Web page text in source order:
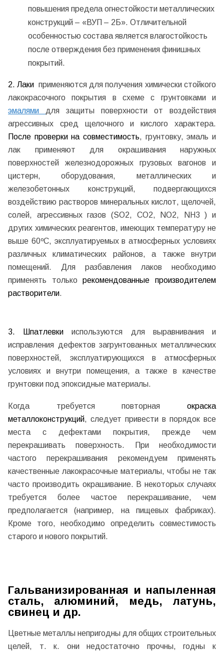
повышения предела огнестойкости металлических
конструкций – «ВУП – 2Б». Отличительной
особенностью состава является влагостойкость
после отверждения без применения финишных
покрытий.
2. Лаки применяются для получения химически стойкого
лакокрасочного покрытия в схеме с грунтовками и
эмалями для защиты поверхности от воздействия
агрессивных сред щелочного и кислого характера.
После проверки на совместимость, грунтовку, эмаль и
лак применяют для окрашивания наружных
поверхностей железнодорожных грузовых вагонов и
цистерн, оборудования, металлических и
железобетонных конструкций, подвергающихся
воздействию растворов минеральных кислот, щелочей,
солей, агрессивных газов (SO2, CO2, NO2, NH3 ) и
других химических реагентов, имеющих температуру не
выше 60ºС, эксплуатируемых в атмосферных условиях
различных климатических районов, а также внутри
помещений. Для разбавления лаков необходимо
применять толькорекомендованные производителем
растворители.
3. Шпатлевкииспользуются для выравнивания и
исправления дефектов загрунтованных металлических
поверхностей, эксплуатирующихся в атмосферных
условиях и внутри помещения, а также в качестве
грунтовки под эпоксидные материалы.
Когда требуется повторная окраска
металлоконструкций, следует привести в порядок все
места с дефектами покрытия, прежде чем
перекрашивать поверхность. При необходимости
частого перекрашивания рекомендуем применять
качественные лакокрасочные материалы, чтобы не так
часто производить окрашивание. В некоторых случаях
требуется более частое перекрашивание, чем
предполагается (например, на пищевых фабриках).
Кроме того, необходимо определить совместимость
старого и нового покрытий.
Гальванизированная и напыленная
сталь, алюминий, медь, латунь,
свинец и др.
Цветные металлы непригодны для общих строительных
целей, т. к. они недостаточно прочны, годны к